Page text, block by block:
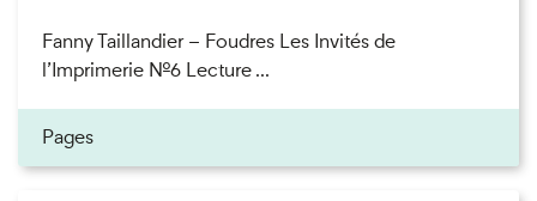
Fanny Taillandier – Foudres Les Invités de
l’Imprimerie n°6 Lecture ...
Pages